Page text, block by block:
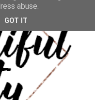
abuse.
GOT IT